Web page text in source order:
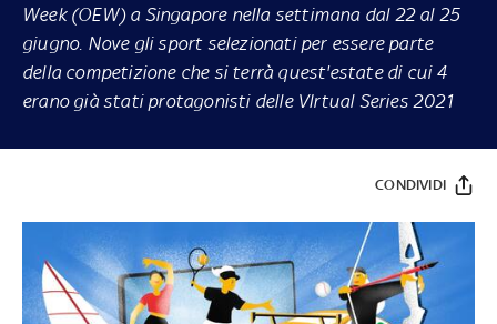
Week (OEW) a Singapore nella settimana dal 22 al 25
giugno. Nove gli sport selezionati per essere parte
della competizione che si terrà quest'estate di cui 4
erano già stati protagonisti delle VIrtual Series 2021
CONDIVIDI